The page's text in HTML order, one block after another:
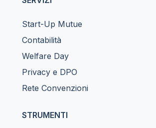
Start-Up Mutue
Contabilità
Welfare Day
Privacy e DPO
Rete Convenzioni
STRUMENTI